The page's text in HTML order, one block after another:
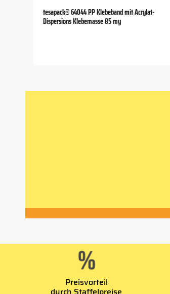
tesapack® 64044 PP Klebeband mit Acrylat-
Dispersions Klebemasse 85 my
Preisvorteil